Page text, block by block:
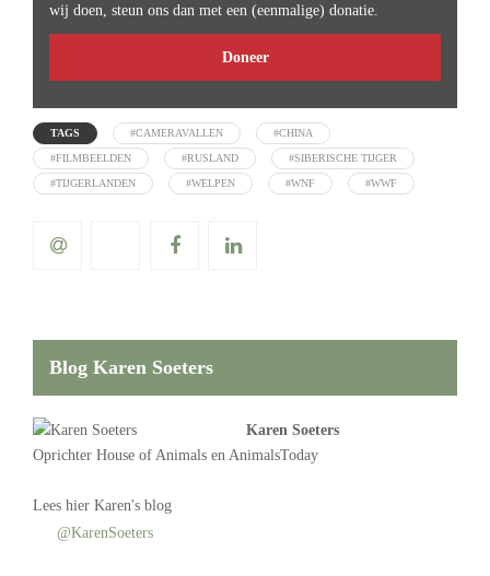
wij doen, steun ons dan met een (eenmalige) donatie.
Doneer
TAGS #CAMERAVALLEN #CHINA
#FILMBEELDEN #RUSLAND #SIBERISCHE TIJGER
#TIJGERLANDEN #WELPEN #WNF #WWF
Blog Karen Soeters
Karen Soeters
Oprichter House of Animals en AnimalsToday
Lees hier Karen's blog
@KarenSoeters